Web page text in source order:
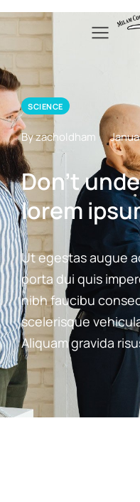
SCIENCE
By zacholdham
Don’t
lorem
Ut egestas augue
porta dui quis
nibh faucibu
scelerisque
Aliquam gravida